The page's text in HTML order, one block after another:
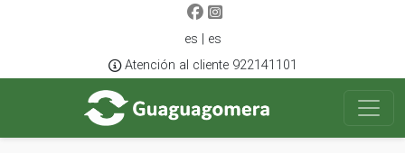
es | es
Atención al cliente 922141101